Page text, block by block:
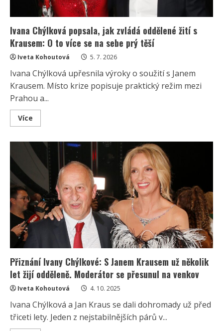
Ivana Chýlková popsala, jak zvládá oddělené žití s
Krausem: O to více se na sebe prý těší
Iveta Kohoutová 5. 7. 2026
Ivana Chýlková upřesnila výroky o soužití s Janem
Krausem. Místo krize popisuje praktický režim mezi
Prahou a...
Více
more
Chýlková
popsala,
jak
zvládá
oddělené
žití
Krausem:
O
to
více
se
těší
Přiznání Ivany Chýlkové: S Janem Krausem už několik
let žijí odděleně. Moderátor se přesunul na venkov
Iveta Kohoutová 4. 10. 2025
Ivana Chýlková a Jan Kraus se dali dohromady už před
třiceti lety. Jeden z nejstabilnějších párů v...